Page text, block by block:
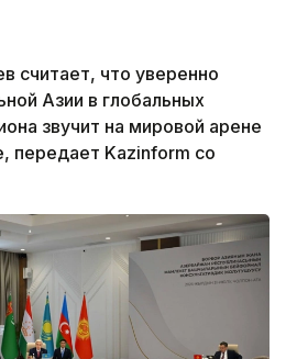
считает, что уверенно
Азии в глобальных
звучит на мировой арене
передает Kazinform со